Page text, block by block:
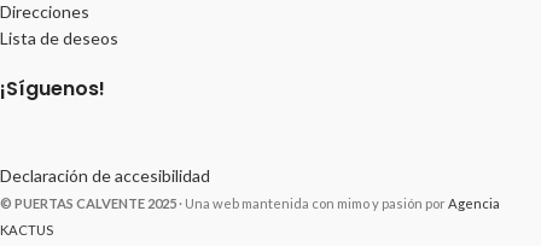
Direcciones
Lista de deseos
¡Síguenos!
Declaración de accesibilidad
© PUERTAS CALVENTE 2025 · Una web mantenida con mimo y pasión porAgencia
KACTUS